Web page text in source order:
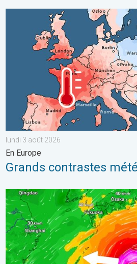
Grands contrastes météo en juillet.
lundi 3 août 2026
En Europe
Grands contrastes
Le Japon prépare l'arrivée d'un